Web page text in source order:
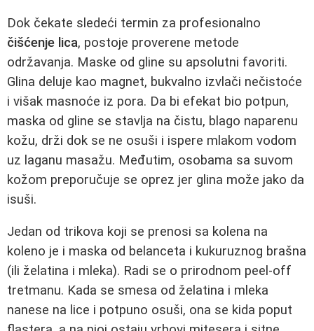
Dok čekate sledeći termin za profesionalno
čišćenje lica, postoje proverene metode
održavanja. Maske od gline su apsolutni favoriti.
Glina deluje kao magnet, bukvalno izvlači nečistoće
i višak masnoće iz pora. Da bi efekat bio potpun,
maska od gline se stavlja na čistu, blago naparenu
kožu, drži dok se ne osuši i ispere mlakom vodom
uz laganu masažu. Međutim, osobama sa suvom
kožom preporučuje se oprez jer glina može jako da
isuši.
Jedan od trikova koji se prenosi sa kolena na
koleno je i maska od belanceta i kukuruznog brašna
(ili želatina i mleka). Radi se o prirodnom peel-off
tretmanu. Kada se smesa od želatina i mleka
nanese na lice i potpuno osuši, ona se kida poput